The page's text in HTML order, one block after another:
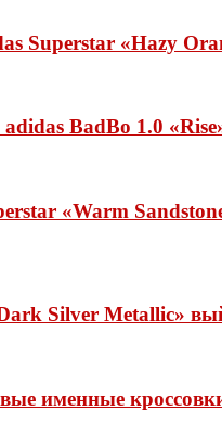
Superstar «Hazy
BadBo 1.0
«Warm
Silver Metallic»
именные